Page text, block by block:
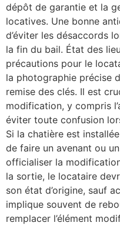
dépôt de garantie et la
locatives. Une bonne
d’éviter les désaccords
la fin du bail. État des
précautions pour le
la photographie précise
remise des clés. Il est
modification, y compris
éviter toute confusion
Si la chatière est
de faire un avenant ou
officialiser la
la sortie, le locataire
son état d’origine, sauf
implique souvent de
remplacer l’élément